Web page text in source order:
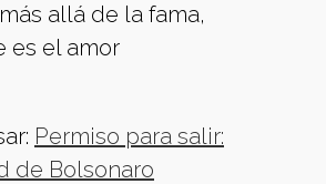
allá de la fama,
es el amor
Permiso para salir:
de Bolsonaro